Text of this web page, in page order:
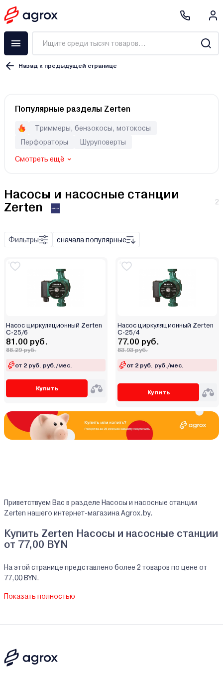
Назад к предыдущей странице
Популярные разделы Zerten
Смотреть ещё
Триммеры, бензокосы, мотокосы
Перфораторы
Шуруповерты
Насосы и насосные станции
Zerten
2
Промышленный
Установка канализационная
Насос
Бочечный
Вихревой
Для бассейна
Для дизельного топлива
Дренажный
Индукционный
Канализационная станция
Колодезный
Комбинированный
Консольный
Магистральный
Механический
Самовсасывающий
Скважинный
Фекальный
Фонтанный
Электрогидравлический
С прямым контуром
С 3-ходовым смесительным клапаном
Фильтры сначала популярные
Насос циркуляционный Zerten
C-25/6
81.00 руб.
88.29 руб.
от 2 руб. руб./мес.
Купить
Насос циркуляционный Zerten
C-25/4
77.00 руб.
83.93 руб.
от 2 руб. руб./мес.
Купить
Приветствуем Вас в разделе Насосы и насосные станции
Zerten нашего интернет-магазина Agrox.by.
Купить Zerten Насосы и насосные станции
от 77,00 BYN
На этой странице представлено более 2 товаров по цене от
77,00 BYN.
предоставляем официальную гарантию.
В нашем интернет-магазине Вы можете приобристи товары
Zerten за наличный и безналичный расчет. А также в кредит,
Показать полностью